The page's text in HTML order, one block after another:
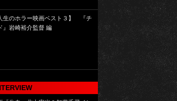
生のホラー映画ベスト３】 『チ
』岩崎裕介監督 編